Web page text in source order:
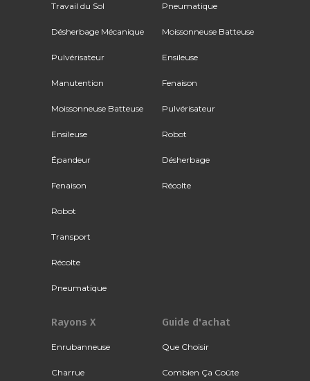
Travail du Sol
Désherbage Mécanique
Pulvérisateur
Manutention
Moissonneuse Batteuse
Ensileuse
Épandeur
Fenaison
Robot
Transport
Récolte
Pneumatique
Pneumatique
Moissonneuse Batteuse
Ensileuse
Fenaison
Pulvérisateur
Robot
Désherbage
Récolte
Rayons X
Enrubanneuse
Charrue
Guide d'achat
Que Choisir
Combien Ça Coûte